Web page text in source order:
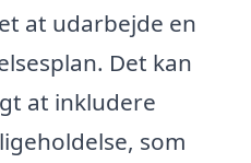
at udarbejde en
Det kan
at inkludere
som